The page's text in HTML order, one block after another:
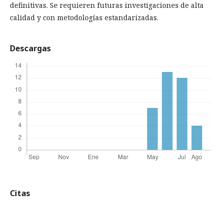
definitivas. Se requieren futuras investigaciones de alta
calidad y con metodologías estandarizadas.
Descargas
Citas